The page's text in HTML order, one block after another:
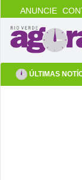
ANUNCIE
ÚLTIMAS